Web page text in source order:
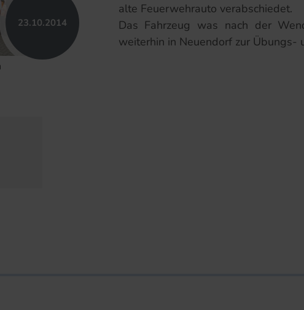
23.​10.​2014
alte Feuerwehrauto verabschiedet.
Das Fahrzeug was nach der
weiterhin in Neuendorf zur